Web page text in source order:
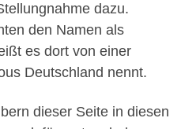
dazu.
den Namen als
es dort von einer
Deutschland nennt.
dieser Seite in diesen